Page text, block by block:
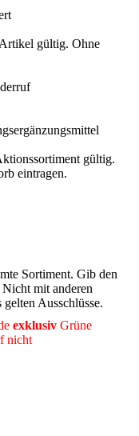
gültig. Ohne
gültig.
eintragen.
Sortiment. Gib den
mit anderen
Ausschlüsse.
exklusiv Grüne
nicht